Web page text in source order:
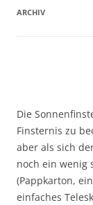
ARCHIV
Die
Finsternis zu
aber als sich
noch ein wenig
(Pappkarton,
einfaches